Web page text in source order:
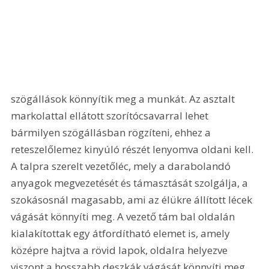
szögállások könnyítik meg a munkát. Az asztalt
markolattal ellátott szorítócsavarral lehet
bármilyen szögállásban rögzíteni, ehhez a
reteszelőlemez kinyúló részét lenyomva oldani kell.
A talpra szerelt vezetőléc, mely a darabolandó
anyagok megvezetését és támasztását szolgálja, a
szokásosnál magasabb, ami az élükre állított lécek
vágását könnyíti meg. A vezető tám bal oldalán
kialakítottak egy átfordítható elemet is, amely
középre hajtva a rövid lapok, oldalra helyezve